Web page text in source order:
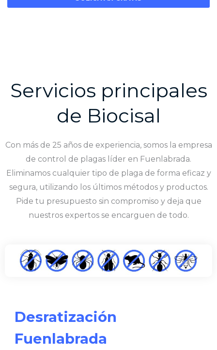
Servicios principales
de Biocisal
Con más de 25 años de experiencia, somos la empresa
de control de plagas líder en Fuenlabrada.
Eliminamos cualquier tipo de plaga de forma eficaz y
segura, utilizando los últimos métodos y productos.
Pide tu presupuesto sin compromiso y deja que
nuestros expertos se encarguen de todo.
Desratización
Fuenlabrada